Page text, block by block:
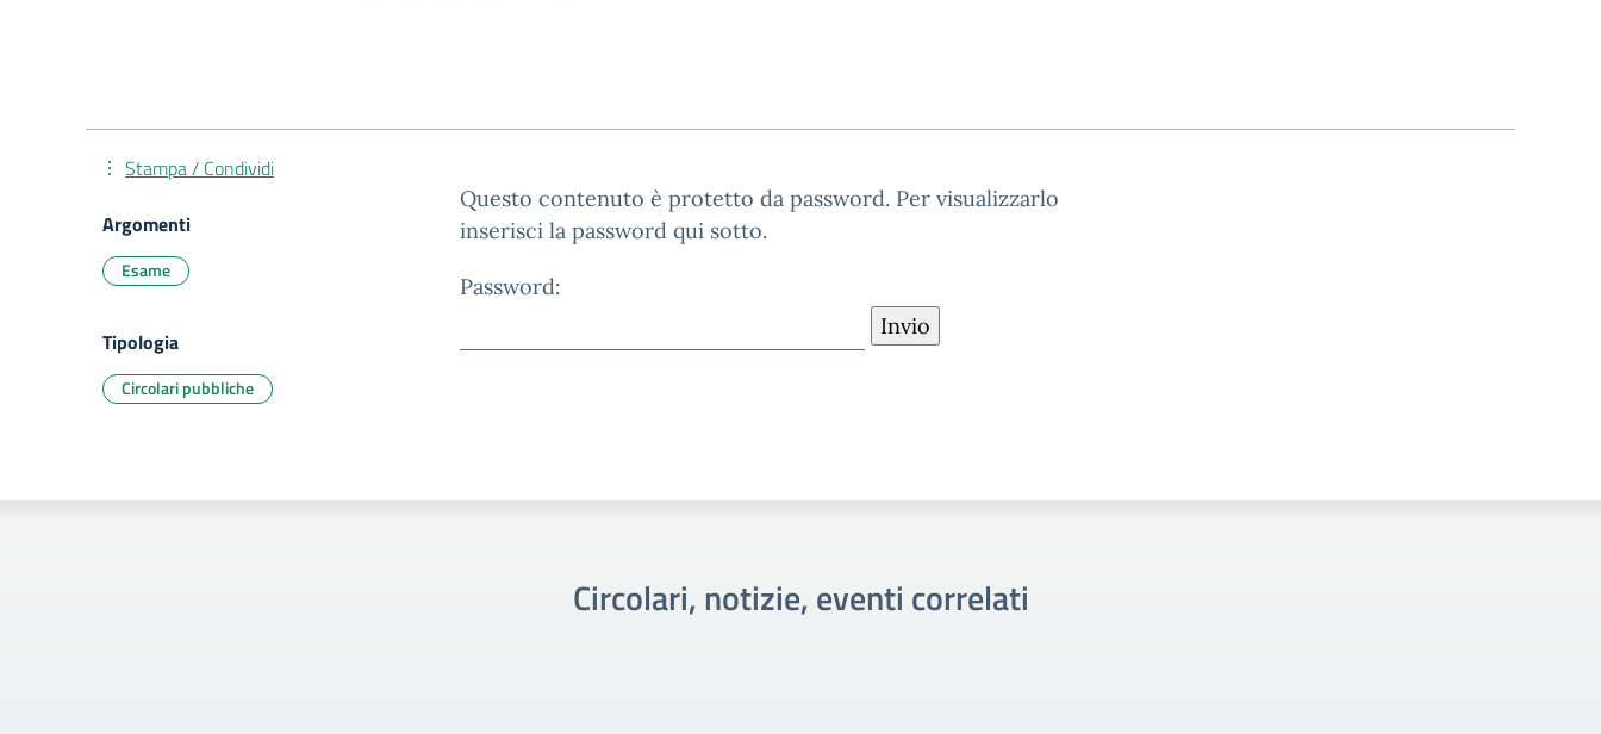
Questo contenuto è protetto da password. Per visualizzarlo
inserisci la password qui sotto.
Password:
Stampa / Condividi
Argomenti
Esame
Tipologia
Circolari pubbliche
Circolari, notizie, eventi correlati